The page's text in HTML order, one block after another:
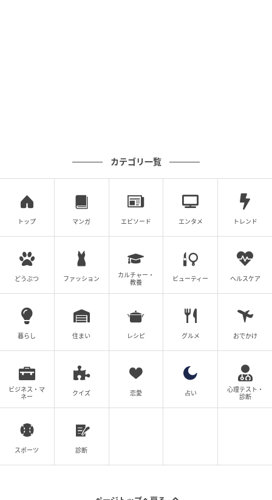
ャンプ、登山での衛生管理に最適。 普段使い
の口臭ケアに：マスク着用時の不快感、起床
後や食後のエチケットとして、日常の
「Cool」な保湿・口臭対策にも大活躍。 マル
チな使い方：スプレーとしての使用はもちろ
ん、水に薄めてマウスウォッシュにしたり、
鼻うがい用として使うのもアリ。 コスパも最
強。21世紀のスマートな選択を smart Web
これだけのスペックを誇りながら、価格は
1,100円（税込）と非常にリーズナブル。1日1
プッシュの使用であれば約10カ月（300日
分）も使えるという驚異のコスパの高さも嬉
しいポイントだ。 smart Web また、アメリカ
などのトップアスリートの間で「フッ素」を
避ける動きが広がっていることに着目し、フ
ッ素ゼロで高いホワイトニング効果を両立し
た歯磨き剤「クリーン＆ホワイト」（80g / 税
さらに一歩進んだサステナブルなケアを取り
ブ派の健康と、僕たちが愛する美しい海を同
カテゴリ一覧
トップ マンガ エピソード エンタメ トレンド
どうぶつ ファッション
カルチャー・
教養
ビューティー ヘルスケア
暮らし 住まい レシピ グルメ おでかけ
ビジネス・マ
ネー
クイズ 恋愛 占い
心理テスト・
診断
スポーツ 診断